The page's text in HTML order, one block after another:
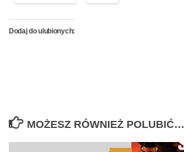
Dodaj do ulubionych:
MOŻESZ RÓWNIEŻ POLUBIĆ…